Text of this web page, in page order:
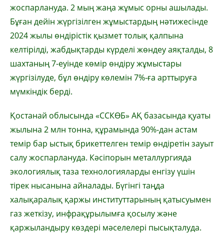
жоспарлануда. 2 мың жаңа жұмыс орны ашылады.
Бұған дейін жүргізілген жұмыстардың нәтижесінде
2024 жылы өндірістік қызмет толық қалпына
келтірілді, жабдықтарды күрделі жөндеу аяқталды, 8
шахтаның 7-еуінде көмір өндіру жұмыстары
жүргізілуде, бұл өндіру көлемін 7%-ға арттыруға
мүмкіндік берді.
Қостанай облысында «ССКӨБ» АҚ базасында қуаты
жылына 2 млн тонна, құрамында 90%-дан астам
темір бар ыстық брикеттелген темір өндіретін зауыт
салу жоспарлануда. Кәсіпорын металлургияда
экологиялық таза технологияларды енгізу үшін
тірек нысанына айналады. Бүгінгі таңда
халықаралық қаржы институттарының қатысуымен
газ жеткізу, инфрақұрылымға қосылу және
қаржыландыру көздері мәселелері пысықталуда.